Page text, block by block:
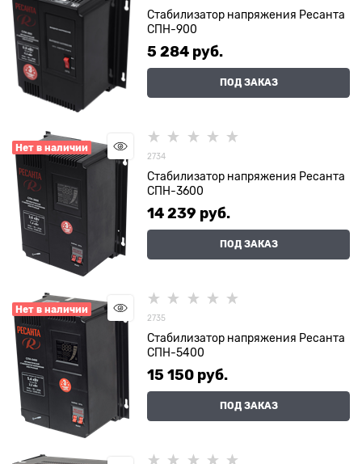
Стабилизатор напряжения Ресанта
СПН-900
5 284 руб.
ПОД ЗАКАЗ
Нет в наличии
2734
Стабилизатор напряжения Ресанта
СПН-3600
14 239 руб.
ПОД ЗАКАЗ
Нет в наличии
2735
Стабилизатор напряжения Ресанта
СПН-5400
15 150 руб.
ПОД ЗАКАЗ